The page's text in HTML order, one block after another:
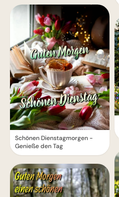
Schönen Dienstagmorgen -
Genieße den Tag